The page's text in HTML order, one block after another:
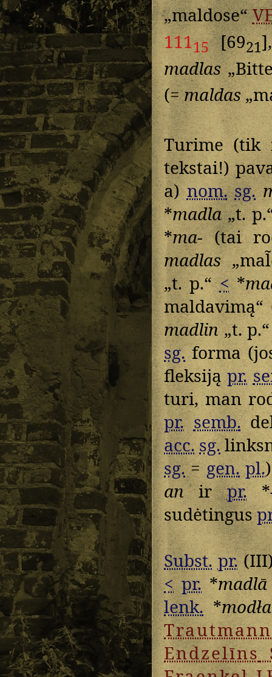
„maldose“
11115[6921
madlas
(=maldas
Turime (tik
tekstai!)
a)nom. sg.
*madla„t.
*ma-(tai
madlas
„t. p.“<*
madlin„t.
sg.forma
fleksijąpr.
turi, man
pr. semb.
acc.sg.
sg.=gen. pl.
anirpr.*
sudėtingus
Subst. pr.
< pr.*madlā
lenk.*modła
Trautmann
Endzelīns